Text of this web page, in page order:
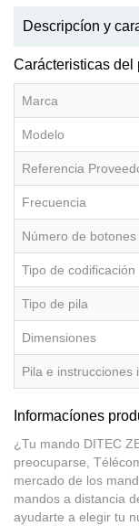
Descripcíon y
Carácteristicas del
Marca
Modelo
Referencia
Frecuencia
Número de botones
Tipo de codificación
Tipo de pila
Dimensiones
Pila e instrucciones
Informacíones
¿Tu mando DITEC
preocuparse,
mercado de los
mandos a distancia
ayudarte a elegir tu